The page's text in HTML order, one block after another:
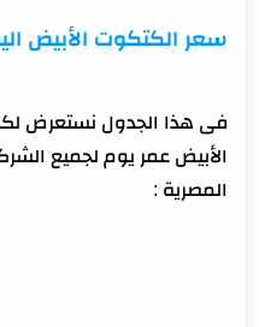
سعر الكتكوت الأبيض
فى هذا الجدول نستعرض
الأبيض عمر يوم لجميع
المصرية :